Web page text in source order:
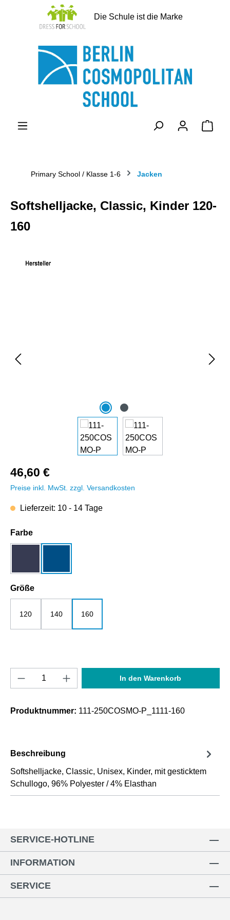
springen
Die Schule ist die Marke
Primary School / Klasse 1-6 Jacken
Softshelljacke, Classic, Kinder 120-
160
46,60 €
Preise inkl. MwSt. zzgl. Versandkosten
Lieferzeit: 10 - 14 Tage
Farbeauswählen
Größeauswählen
120 140 160
Produkt Anzahl: Gib den gewünschten
In den Warenkorb
Produktnummer: 111-250COSMO-P_1111-160
Beschreibung
Softshelljacke, Classic, Unisex, Kinder, mit gesticktem
Schullogo, 96% Polyester / 4% Elasthan
SERVICE-HOTLINE
INFORMATION
SERVICE